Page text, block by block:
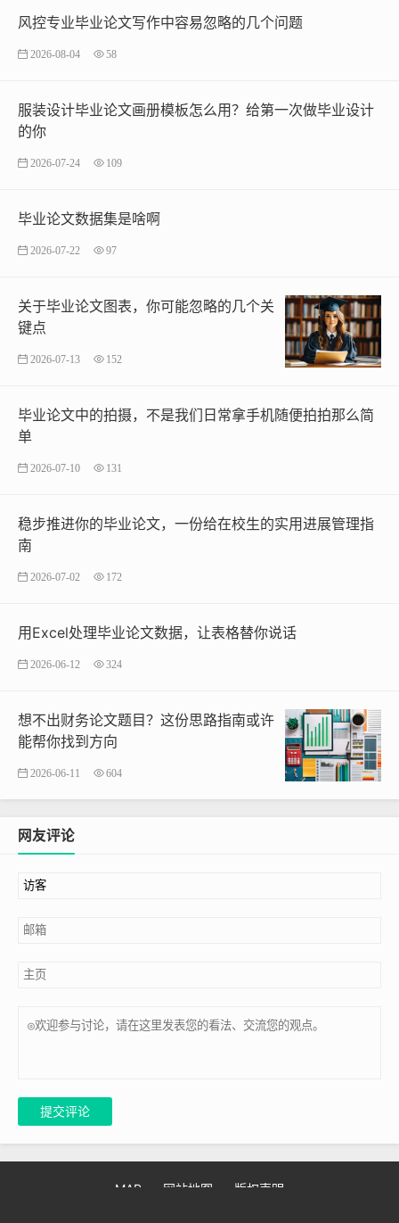
风控专业毕业论文写作中容易忽略的几个问题
2026-08-04 58
服装设计毕业论文画册模板怎么用？给第一次做毕业设计
的你
2026-07-24 109
毕业论文数据集是啥啊
2026-07-22 97
关于毕业论文图表，你可能忽略的几个关
键点
2026-07-13 152
毕业论文中的拍摄，不是我们日常拿手机随便拍拍那么简
单
2026-07-10 131
稳步推进你的毕业论文，一份给在校生的实用进展管理指
南
2026-07-02 172
用Excel处理毕业论文数据，让表格替你说话
2026-06-12 324
想不出财务论文题目？这份思路指南或许
能帮你找到方向
2026-06-11 604
网友评论
提交评论
MAP 网站地图 版权声明